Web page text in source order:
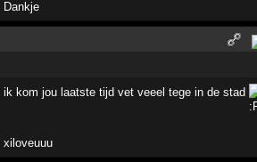
Dankje
ik kom jou laatste tijd vet veeel tege in de stad
xiloveuuu